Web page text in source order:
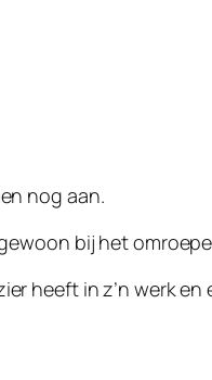
nog aan.
bij het
heeft in z’n werk